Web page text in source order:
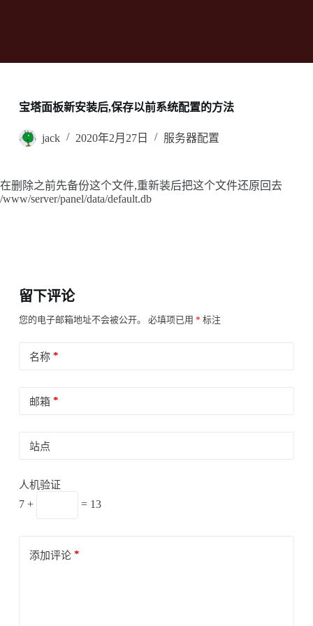
宝塔面板新安装后,保存以前系统配置的方法
jack 2020年2月27日 服务器配置
在删除之前先备份这个文件,重新装后把这个文件还原回去
/www/server/panel/data/default.db
留下评论
您的电子邮箱地址不会被公开。 必填项已用 * 标注
名称*
邮箱*
站点
人机验证
7 + = 13
添加评论*